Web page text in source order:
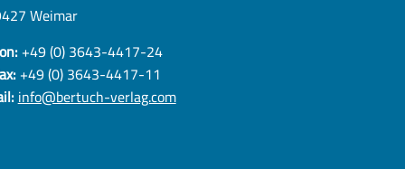
Weimar
+49 (0) 3643-4417-24
+49 (0) 3643-4417-11
info@bertuch-verlag.com